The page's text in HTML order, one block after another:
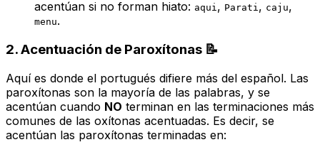
acentúan si no forman hiato: aqui, Parati, caju,
menu.
2. Acentuación de Paroxítonas 📝
Aquí es donde el portugués difiere más del español. Las
paroxítonas son la mayoría de las palabras, y se
acentúan cuando NO terminan en las terminaciones más
comunes de las oxítonas acentuadas. Es decir, se
acentúan las paroxítonas terminadas en: